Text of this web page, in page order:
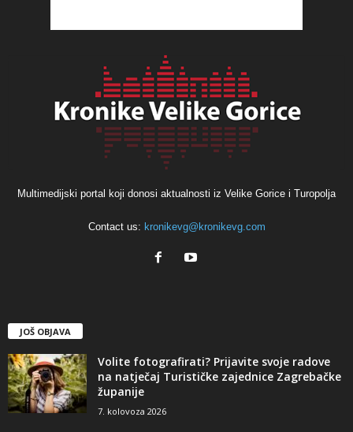
Multimedijski portal koji donosi aktualnosti iz Velike Gorice i Turopolja
Contact us: kronikevg@kronikevg.com
JOŠ OBJAVA
Volite fotografirati? Prijavite svoje radove
na natječaj Turističke zajednice Zagrebačke
županije
7. kolovoza 2026